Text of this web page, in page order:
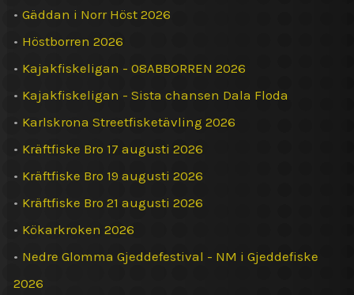
• Gäddan i Norr Höst 2026
• Höstborren 2026
• Kajakfiskeligan - 08ABBORREN 2026
• Kajakfiskeligan - Sista chansen Dala Floda
• Karlskrona Streetfisketävling 2026
• Kräftfiske Bro 17 augusti 2026
• Kräftfiske Bro 19 augusti 2026
• Kräftfiske Bro 21 augusti 2026
• Kökarkroken 2026
• Nedre Glomma Gjeddefestival - NM i Gjeddefiske
2026